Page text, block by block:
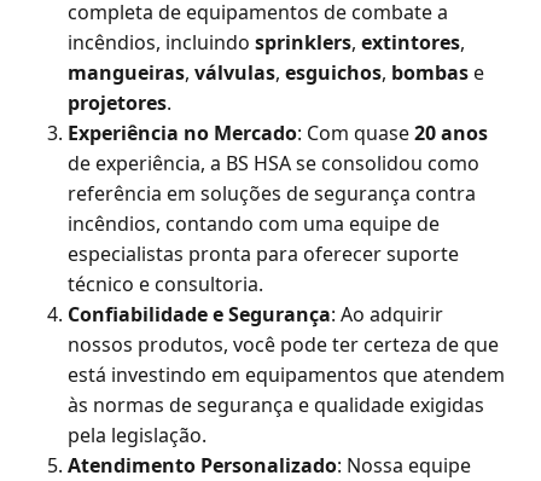
completa de equipamentos de combate a
incêndios, incluindo sprinklers, extintores,
mangueiras, válvulas, esguichos, bombase
projetores.
Experiência no Mercado: Com quase20 anos
de experiência, a BS HSA se consolidou como
referência em soluções de segurança contra
incêndios, contando com uma equipe de
especialistas pronta para oferecer suporte
técnico e consultoria.
Confiabilidade e Segurança: Ao adquirir
nossos produtos, você pode ter certeza de que
está investindo em equipamentos que atendem
às normas de segurança e qualidade exigidas
pela legislação.
Atendimento Personalizado: Nossa equipe